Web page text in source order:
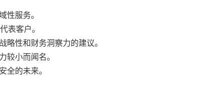
服务。
表客户。
性和财务洞察力的建议。
小而闻名。
的未来。